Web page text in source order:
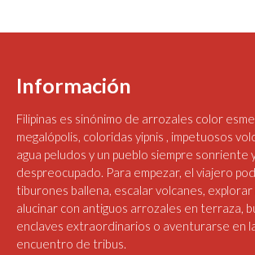
Información
Filipinas es sinónimo de arrozales color
megalópolis, coloridas yipnis , impetuosos
agua peludos y un pueblo siempre sonriente
despreocupado. Para empezar, el viajero
tiburones ballena, escalar volcanes,
alucinar con antiguos arrozales en terraza,
enclaves extraordinarios o aventurarse en
encuentro de tribus.